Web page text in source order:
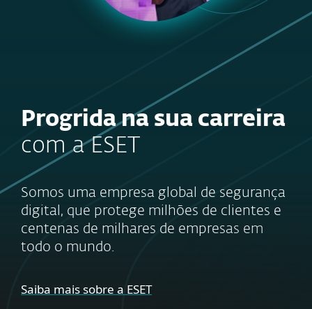
Progrida na sua carreira
com a ESET
Somos uma empresa global de segurança
digital, que protege milhões de clientes e
centenas de milhares de empresas em
todo o mundo.
Saiba mais sobre a ESET